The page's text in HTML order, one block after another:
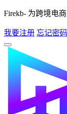
Firekb- 为跨境电
我要注册 忘记密码